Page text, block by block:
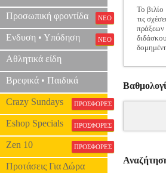
Προσωπική φροντίδα ΝΕΟ
Ενδυση • Υπόδηση ΝΕΟ
Αθλητικά είδη
Βρεφικά • Παιδικά
Crazy Sundays ΠΡΟΣΦΟΡΕΣ
Eshop Specials ΠΡΟΣΦΟΡΕΣ
Zen 10 ΠΡΟΣΦΟΡΕΣ
Προτάσεις Για Δώρα
Το
τις
πράξεων